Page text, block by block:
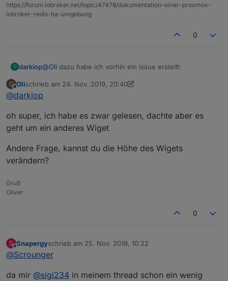
https://forum.iobroker.net/topic/47478/dokumentation-einer-proxmox-
iobroker-redis-ha-umgebung
0
D darkiop@Oli dazu habe ich vorhin ein issue erstellt:
https://github.com/Scrounger/ioBroker.vis-
materialdesign/issues/17
O
Online
Olischrieb am 24. Nov. 2019, 20:40
zuletzt editiert von Oli
@darkiop
oh super, ich habe es zwar gelesen, dachte aber es
geht um ein anderes Wiget
Andere Frage, kannst du die Höhe des Wigets
verändern?
Gruß
Oliver
0
S
Offline
Snapergyschrieb am 25. Nov. 2019, 10:22
zuletzt editiert von
@Scrounger
da mir @sigi234 in meinem thread schon ein wenig